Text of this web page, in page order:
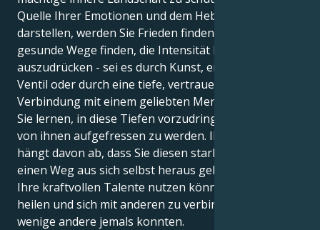
Quelle Ihrer Emotionen und dem Hebel, den sie
darstellen, werden Sie Frieden finden. Indem Sie
gesunde Wege finden, die Intensität Ihrer Gefühle
auszudrücken - sei es durch Kunst, ein kreatives
Ventil oder durch eine tiefe, vertrauensvolle
Verbindung mit einem geliebten Menschen - können
Sie lernen, in diese Tiefen vorzudringen und nicht
von ihnen aufgefressen zu werden. Ihre Gesundheit
hängt davon ab, dass Sie diesen starken Gefühlen
einen Weg aus sich selbst heraus geben, damit Sie
Ihre kraftvollen Talente nutzen können, um zu
heilen und sich mit anderen zu verbinden, wie es nur
wenige andere jemals konnten.